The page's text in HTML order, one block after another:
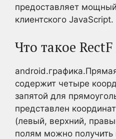
предоставляет
клиентского JavaScript.
Что такое
содержит четыре
запятой для
представлен
(левый, верхний,
полям можно получить